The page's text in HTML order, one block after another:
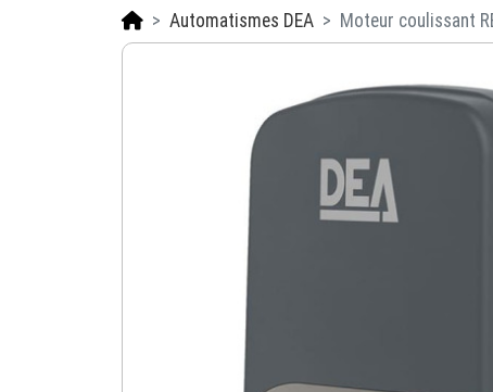
AccueilAutomatismes DEA Moteur coulissant